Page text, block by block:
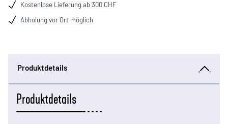
Kostenlose Lieferung ab 300 CHF
Abholung vor Ort möglich
Produktdetails
Produktdetails